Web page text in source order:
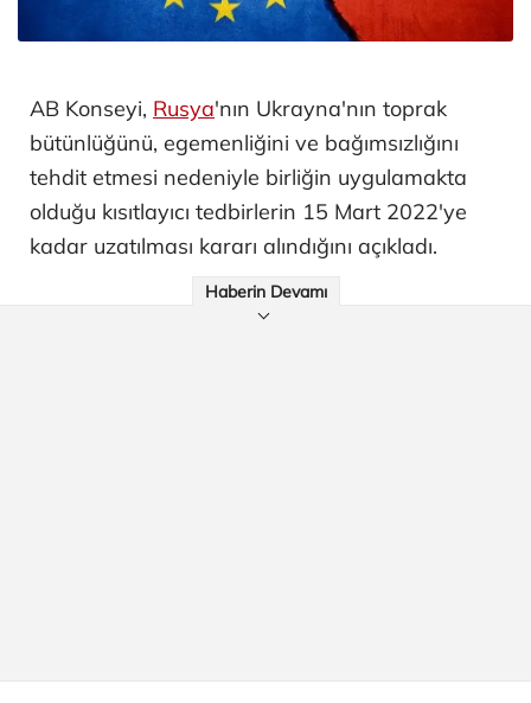
AB Konseyi, Rusya'nın Ukrayna'nın toprak
bütünlüğünü, egemenliğini ve bağımsızlığını
tehdit etmesi nedeniyle birliğin uygulamakta
olduğu kısıtlayıcı tedbirlerin 15 Mart 2022'ye
kadar uzatılması kararı alındığını açıkladı.
Haberin Devamı